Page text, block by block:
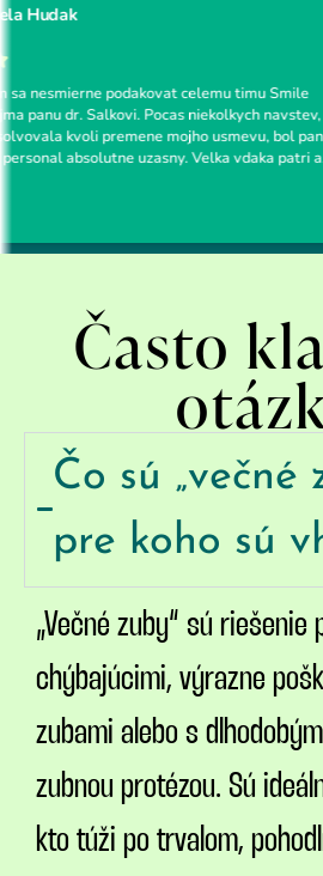
Často
Čo sú „večné
pre koho sú
„Večné zuby“ sú riešenie
chýbajúcimi, výrazne
zubami alebo s
zubnou protézou. Sú
kto túži po trvalom,